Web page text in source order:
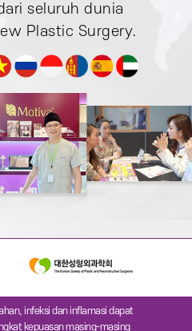
seluruh dunia
Plastic Surgery.
infeksi dan inflamasi dapat
kepuasan masing-masing